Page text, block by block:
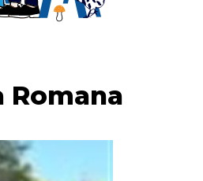
Romana